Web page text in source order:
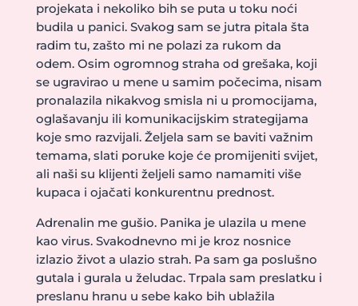
projekata i nekoliko bih se puta u toku noći
budila u panici. Svakog sam se jutra pitala šta
radim tu, zašto mi ne polazi za rukom da
odem. Osim ogromnog straha od grešaka, koji
se ugravirao u mene u samim počecima, nisam
pronalazila nikakvog smisla ni u promocijama,
oglašavanju ili komunikacijskim strategijama
koje smo razvijali. Željela sam se baviti važnim
temama, slati poruke koje će promijeniti svijet,
ali naši su klijenti željeli samo namamiti više
kupaca i ojačati konkurentnu prednost.
Adrenalin me gušio. Panika je ulazila u mene
kao virus. Svakodnevno mi je kroz nosnice
izlazio život a ulazio strah. Pa sam ga poslušno
gutala i gurala u želudac. Trpala sam preslatku i
preslanu hranu u sebe kako bih ublažila